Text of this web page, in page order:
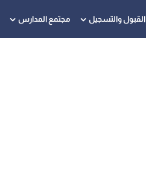
القبول والتسجيل مجتمع المدارس